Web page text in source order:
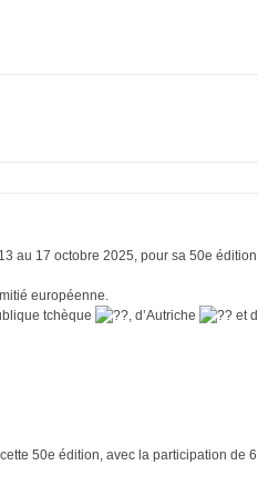
au 17 octobre 2025, pour sa 50e édition
européenne.
tchèque , d’Autriche
et
50e édition, avec la participation de 6